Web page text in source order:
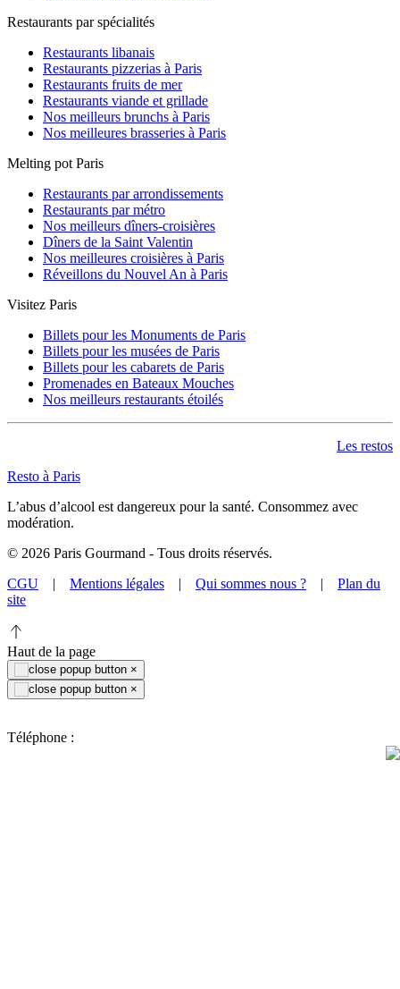
Restaurants par spécialités
Restaurants libanais
Restaurants pizzerias à Paris
Restaurants fruits de mer
Restaurants viande et grillade
Nos meilleurs brunchs à Paris
Nos meilleures brasseries à Paris
Melting pot Paris
Restaurants par arrondissements
Restaurants par métro
Nos meilleurs dîners-croisières
Dîners de la Saint Valentin
Nos meilleures croisières à Paris
Réveillons du Nouvel An à Paris
Visitez Paris
Billets pour les Monuments de Paris
Billets pour les musées de Paris
Billets pour les cabarets de Paris
Promenades en Bateaux Mouches
Nos meilleurs restaurants étoilés
Les restos
Resto à Paris
L’abus d’alcool est dangereux pour la santé. Consommez avec
modération.
© 2026 Paris Gourmand - Tous droits réservés.
CGU | Mentions légales | Qui sommes nous ? | Plan du
site
Haut de la page
×
×
Téléphone :